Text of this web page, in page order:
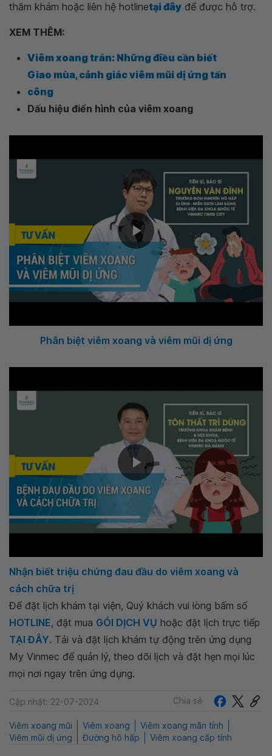
thăm khám hoặc liên hệ hotlinetại đây để được hỗ trợ.
XEM THÊM:
Viêm xoang trán: Những điều cần biết
Giao mùa, cảnh giác viêm mũi dị ứng tấn
công
Dấu hiệu điển hình của viêm xoang
Phân biệt viêm xoang và viêm mũi dị ứng
Nhận biết triệu chứng đau đầu do viêm xoang và
cách chữa trị
Để đặt lịch khám tại viện, Quý khách vui lòng bấm số
HOTLINE, đặt mua GÓI DỊCH VỤ hoặc đặt lịch trực tiếp
TẠI ĐÂY. Tải và đặt lịch khám tự động trên ứng dụng
My Vinmec để quản lý, theo dõi lịch và đặt hẹn mọi lúc
mọi nơi ngay trên ứng dụng.
Cập nhật: 22-07-2024 Chia sẻ
Viêm xoang mũi Viêm xoang
Viêm xoang mãn tính
Viêm mũi dị ứng
Đường hô hấp Viêm xoang cấp tính